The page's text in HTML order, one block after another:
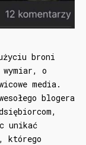
broni
o
media.
blogera
unikać
którego